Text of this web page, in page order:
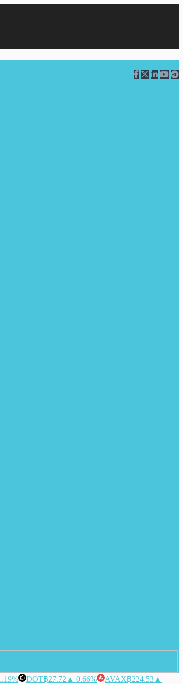
DOT฿27.72 ▲ 0.66% AVAX฿224.53 ▲